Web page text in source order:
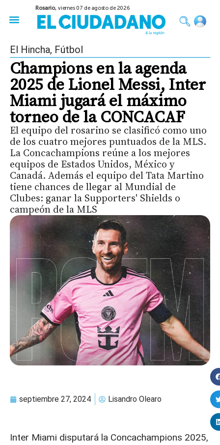
Rosario,viernes 07 de agosto de 2026
El Hincha, Fútbol
Champions en la agenda
2025 de Lionel Messi, Inter
Miami jugará el máximo
torneo de la CONCACAF
El equipo del rosarino se clasificó como uno
de los cuatro mejores puntuados de la MLS.
La Concachampions reúne a los mejores
equipos de Estados Unidos, México y
Canadá. Además el equipo del Tata Martino
tiene chances de llegar al Mundial de
Clubes: ganar la Supporters' Shields o
campeón de la MLS
septiembre 27, 2024 Lisandro Olearo
Inter Miami disputará la Concachampions 2025,